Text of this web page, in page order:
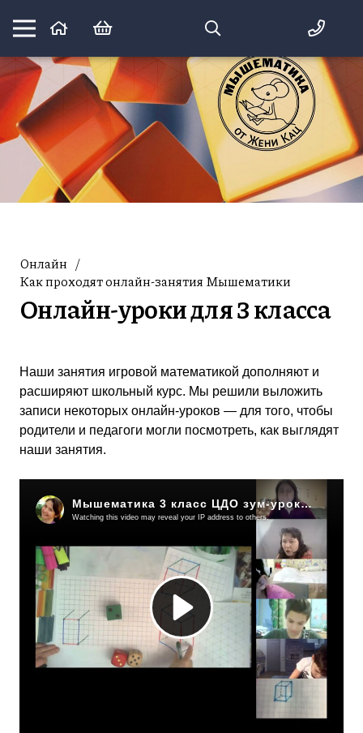
Математика вприпрыжку:
идеи и игры для детей и их родителей
Онлайн /
Как проходят онлайн-занятия Мышематики
Онлайн-уроки для 3 класса
Наши занятия игровой математикой дополняют и
расширяют школьный курс. Мы решили выложить
записи некоторых онлайн-уроков — для того, чтобы
родители и педагоги могли посмотреть, как выглядят
наши занятия.